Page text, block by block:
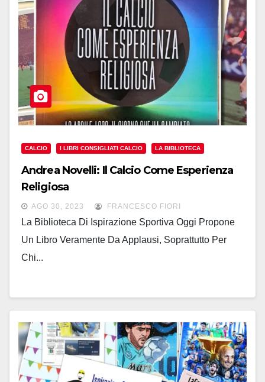
CALCIO I LIBRI CONSIGLIATI CALCIO LA BIBLIOTECA
Andrea Novelli: Il Calcio Come Esperienza
Religiosa
AGO 30, 2023 FRANCESCO FIORI
La Biblioteca Di Ispirazione Sportiva Oggi Propone
Un Libro Veramente Da Applausi, Soprattutto Per
Chi...